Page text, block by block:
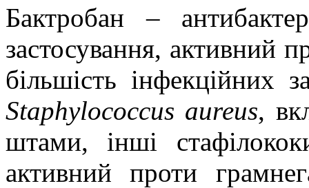
Бактробан –
застосування, активний
більшість інфекційних
Staphylococcus aureus,
штами, інші
активний проти